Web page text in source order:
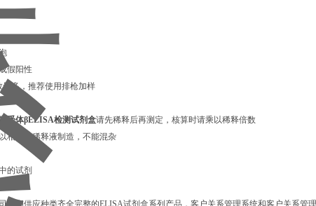
假阳性
多，推荐使用排枪加样
素受体βELISA检测试剂盒请先稀释后再测定，核算时请乘以稀释倍数
相应的稀释液制造，不能混杂
的试剂
长期供应种类齐全完整的ELISA试剂盒系列产品，客户关系管理系统和客户关系管